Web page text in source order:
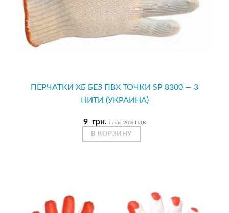
ПЕРЧАТКИ ХБ БЕЗ ПВХ ТОЧКИ SP 8300 — 3
НИТИ (УКРАИНА)
9 грн. плюс 20% ПДВ
В КОРЗИНУ